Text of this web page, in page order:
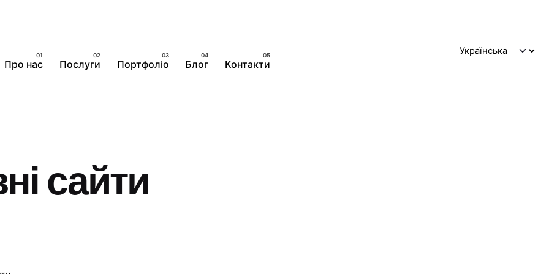
Про нас Послуги Портфоліо Блог Контакти
сайти